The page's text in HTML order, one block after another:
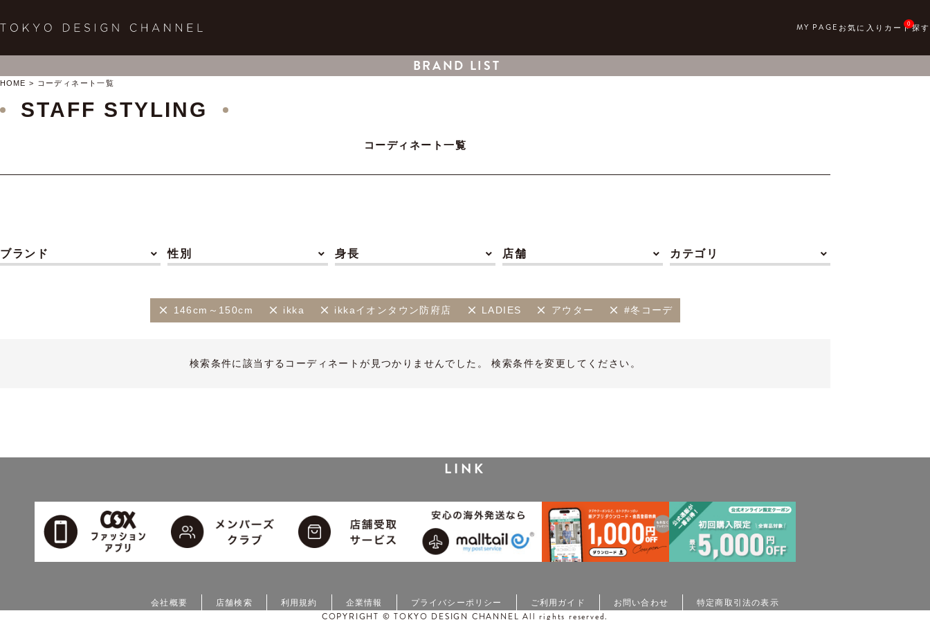
0
BRAND LIST
HOME コーディネート一覧
STAFF STYLING
コーディネート一覧
ブランド 性別 身長 店舗 カテゴリ
146cm～150cm ikka ikkaイオンタウン防府店 LADIES アウター #冬コーデ
検索条件に該当するコーディネートが見つかりませんでした。 検索条件を変更してください。
LINK
会社概要 店舗検索 利用規約 企業情報 プライバシーポリシー ご利用ガイド お問い合わせ 特定商取引法の表示
COPYRIGHT © TOKYO DESIGN CHANNEL All rights reserved.